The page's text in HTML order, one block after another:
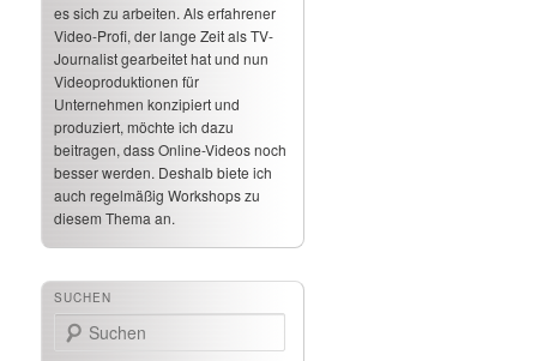
es sich zu arbeiten. Als erfahrener
Video-Profi, der lange Zeit als TV-
Journalist gearbeitet hat und nun
Videoproduktionen für
Unternehmen konzipiert und
produziert, möchte ich dazu
beitragen, dass Online-Videos noch
besser werden. Deshalb biete ich
auch regelmäßig Workshops zu
diesem Thema an.
SUCHEN
Suchen